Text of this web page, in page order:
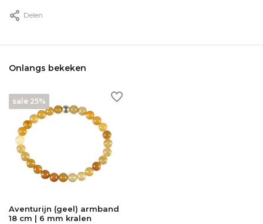
Delen
Onlangs bekeken
sale 25%
Aventurijn (geel) armband
18 cm | 6 mm kralen